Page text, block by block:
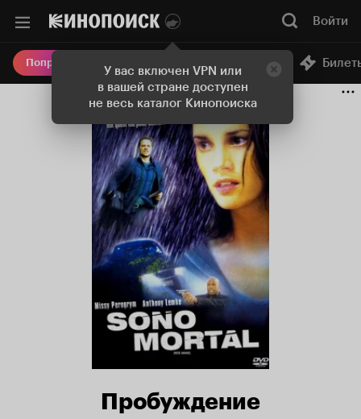
У вас включен VPN или
в вашей стране доступен
не весь каталог Кинопоиска
Войти
Попробовать Плюс Онлайн-кинотеатр
Пробуждение